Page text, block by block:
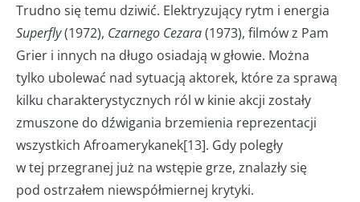
Trudno się temu dziwić. Elektryzujący rytm i energia
Superfly(1972), Czarnego Cezara(1973), filmów z Pam
Grier i innych na długo osiadają w głowie. Można
tylko ubolewać nad sytuacją aktorek, które za sprawą
kilku charakterystycznych ról w kinie akcji zostały
zmuszone do dźwigania brzemienia reprezentacji
wszystkich Afroamerykanek[13]. Gdy poległy
w tej przegranej już na wstępie grze, znalazły się
pod ostrzałem niewspółmiernej krytyki.